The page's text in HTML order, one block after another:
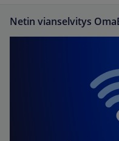
Netin vianselvitys